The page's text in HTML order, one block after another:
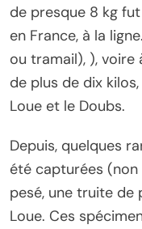
de presque 8 kg
en France, à la
ou tramail), ), voire
de plus de dix
Loue et le Doubs.
Depuis, quelques
été capturées
pesé, une truite de
Loue. Ces